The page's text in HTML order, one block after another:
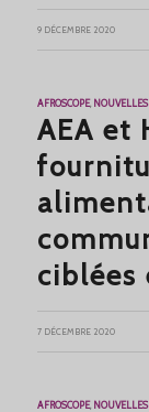
9 DÉCEMBRE 2020
AFROSCOPE, NOUVELLES
AEA et
ciblées
7 DÉCEMBRE 2020
AFROSCOPE, NOUVELLES